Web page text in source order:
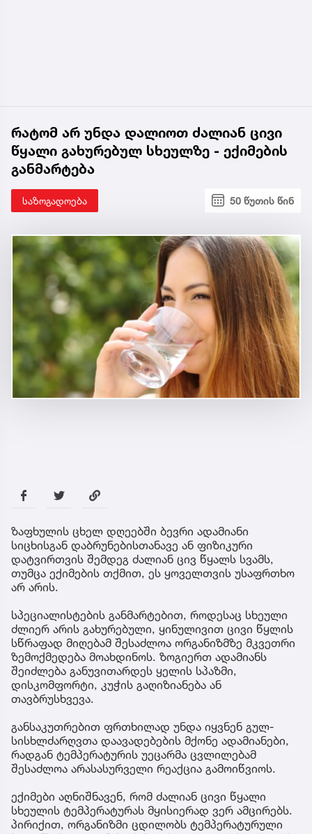
რატომ არ უნდა დალიოთ ძალიან ცივი
წყალი გახურებულ სხეულზე - ექიმების
განმარტება
საზოგადოება 50 წუთის წინ
ზაფხულის ცხელ დღეებში ბევრი ადამიანი
სიცხისგან დაბრუნებისთანავე ან ფიზიკური
დატვირთვის შემდეგ ძალიან ცივ წყალს სვამს,
თუმცა ექიმების თქმით, ეს ყოველთვის უსაფრთხო
არ არის.
სპეციალისტების განმარტებით, როდესაც სხეული
ძლიერ არის გახურებული, ყინულივით ცივი წყლის
სწრაფად მიღებამ შესაძლოა ორგანიზმზე მკვეთრი
ზემოქმედება მოახდინოს. ზოგიერთ ადამიანს
შეიძლება განუვითარდეს ყელის სპაზმი,
დისკომფორტი, კუჭის გაღიზიანება ან
თავბრუსხვევა.
განსაკუთრებით ფრთხილად უნდა იყვნენ გულ-
სისხლძარღვთა დაავადებების მქონე ადამიანები,
რადგან ტემპერატურის უეცარმა ცვლილებამ
შესაძლოა არასასურველი რეაქცია გამოიწვიოს.
ექიმები აღნიშნავენ, რომ ძალიან ცივი წყალი
სხეულის ტემპერატურას მყისიერად ვერ ამცირებს.
პირიქით, ორგანიზმი ცდილობს ტემპერატურული